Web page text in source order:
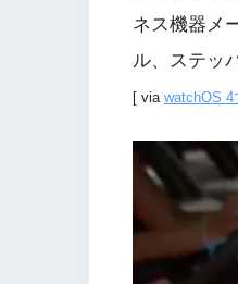
ネス機器メ
ル、ステッ
[ via watchOS 4